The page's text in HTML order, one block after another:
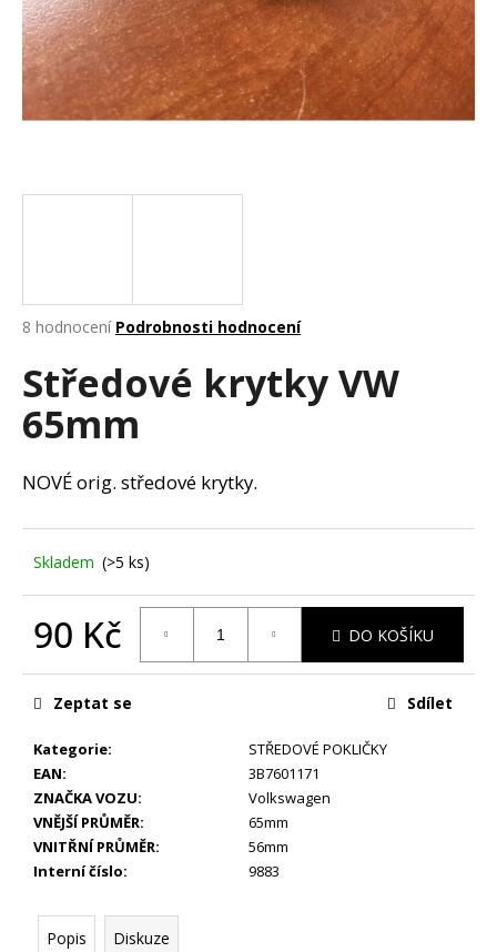
Průměrné
produktu
je
3,8
z
hvězdiček.
8 hodnocení Podrobnosti hodnocení
Středové krytky VW
65mm
NOVÉ orig. středové krytky.
Skladem (>5 ks)
90 Kč DO KOŠÍKU
Kategorie:
STŘEDOVÉ POKLIČKY
EAN:
3B7601171
ZNAČKA VOZU:
Volkswagen
VNĚJŠÍ PRŮMĚR:
65mm
VNITŘNÍ PRŮMĚR:
56mm
Interní číslo: 9883
Zeptat se Sdílet
Popis Diskuze
a
j
í
t
o
p
o
u
u
m
KAROQ
ORIGINÁLNÍ
ALU
DISKY
5X112
R19
(57A601025R)
SADA